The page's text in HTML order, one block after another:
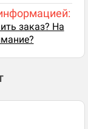
заказ? На